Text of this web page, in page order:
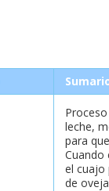
leche,
para
Cuando
el cuajo
de